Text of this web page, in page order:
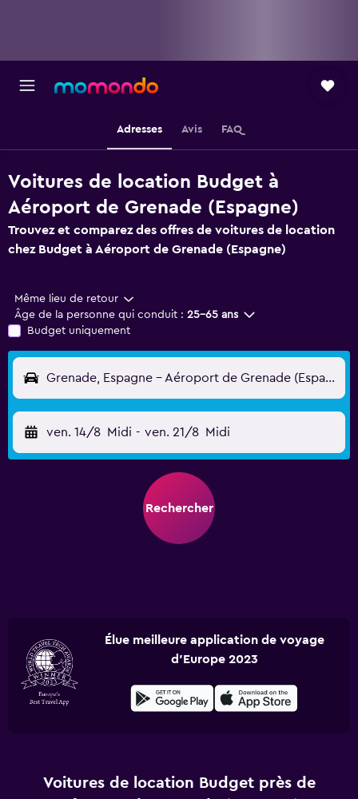
Adresses Avis FAQ
Voitures de location Budget à
Aéroport de Grenade (Espagne)
Trouvez et comparez des offres de voitures de location
chez Budget à Aéroport de Grenade (Espagne)
Même lieu de retour
Âge de la personne qui conduit : 25-65 ans
Budget uniquement
Grenade, Espagne - Aéroport de Grenade (Espagne) (GRX)
ven. 14/8 Midi - ven. 21/8 Midi
Rechercher
Élue meilleure application de voyage
d'Europe 2023
Voitures de location Budget près de